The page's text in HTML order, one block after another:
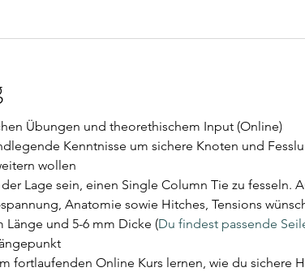
Übungen und theorethischem Input (Online)
Kenntnisse um sichere Knoten und
wollen
Lage sein, einen Single Column Tie zu fesseln.
Anatomie sowie Hitches, Tensions
und 5-6 mm Dicke (Du findest passende
fortlaufenden Online Kurs lernen, wie du sichere